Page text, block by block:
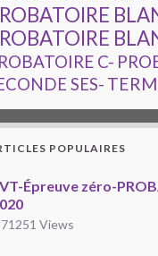
C-
SES-
POPULAIRES
Épreuve zéro-
71251 Views